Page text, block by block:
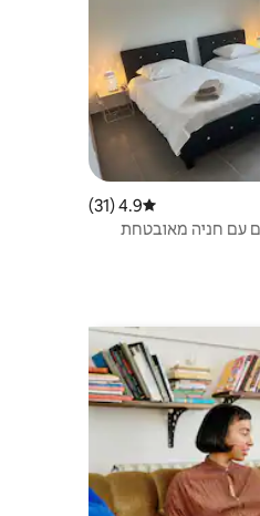
דירוג ממוצע של 4.9 מתוך 5, 31 ביקורות
4.9 (31)